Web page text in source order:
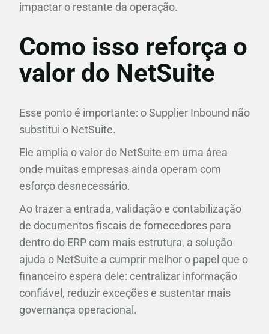
impactar o restante da operação.
Como isso reforça o
valor do NetSuite
Esse ponto é importante: o Supplier Inbound não
substitui o NetSuite.
Ele amplia o valor do NetSuite em uma área
onde muitas empresas ainda operam com
esforço desnecessário.
Ao trazer a entrada, validação e contabilização
de documentos fiscais de fornecedores para
dentro do ERP com mais estrutura, a solução
ajuda o NetSuite a cumprir melhor o papel que o
financeiro espera dele: centralizar informação
confiável, reduzir exceções e sustentar mais
governança operacional.